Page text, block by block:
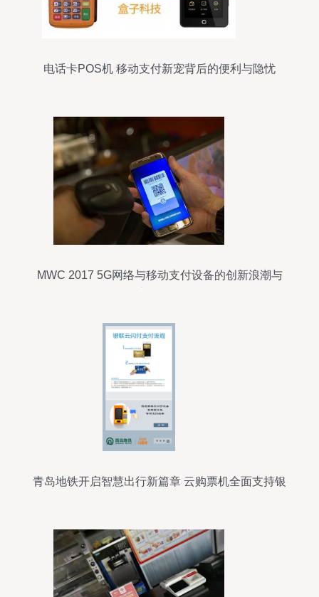
电话卡POS机 移动支付新宠背后的便利与隐忧
MWC 2017 5G网络与移动支付设备的创新浪潮与
青岛地铁开启智慧出行新篇章 云购票机全面支持银